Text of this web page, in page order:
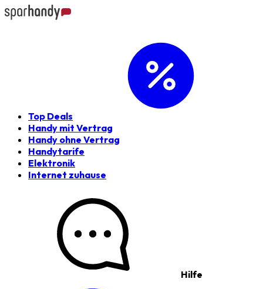
Top Deals
Handy mit Vertrag
Handy ohne Vertrag
Handytarife
Elektronik
Internet zuhause
Hilfe